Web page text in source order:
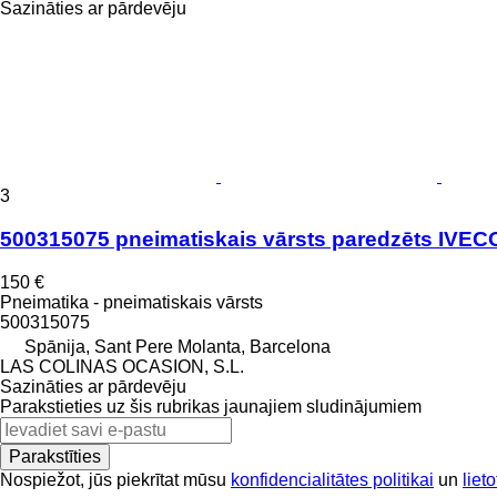
Sazināties ar pārdevēju
3
500315075 pneimatiskais vārsts paredzēts
150 €
Pneimatika - pneimatiskais vārsts
500315075
Spānija, Sant Pere Molanta, Barcelona
LAS COLINAS OCASION, S.L.
Sazināties ar pārdevēju
Parakstieties uz šis rubrikas jaunajiem sludinājumiem
Parakstīties
Nospiežot, jūs piekrītat mūsu konfidencialitātes politikai un